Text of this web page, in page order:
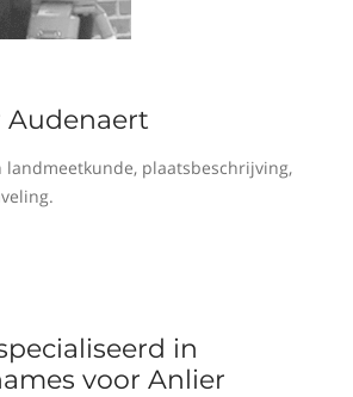
Audenaert
landmeetkunde, plaatsbeschrijving,
in
voor Anlier